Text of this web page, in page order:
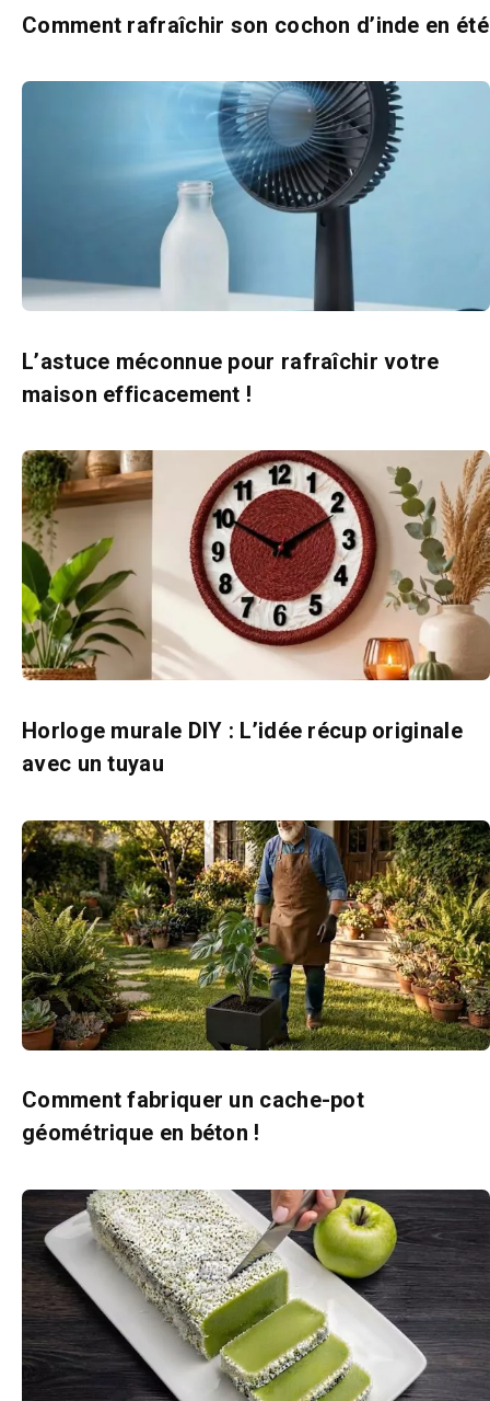
Comment rafraîchir son cochon d’inde en été
L’astuce méconnue pour rafraîchir votre
maison efficacement !
Horloge murale DIY : L’idée récup originale
avec un tuyau
Comment fabriquer un cache-pot
géométrique en béton !